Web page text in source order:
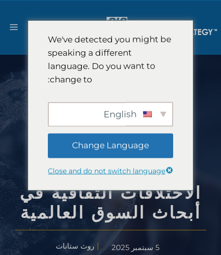
المحتوى
الاختلافات الثقافية في
أبحاث السوق العالمية
5 سبتمبر 2025 روث ستانات
We've detected you might be
speaking a different
language. Do you want to
change to:
Change Language
Close and do not switch language